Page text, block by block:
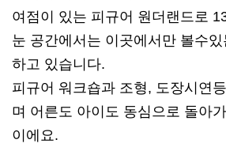
여점이 있는 피규어 원더랜드로
눈 공간에서는 이곳에서만 볼수있
하고 있습니다.
피규어 워크숍과 조형, 도장시연
며 어른도 아이도 동심으로 돌아
이에요.